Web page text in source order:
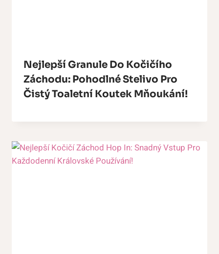
Nejlepší Granule Do Kočičího
Záchodu: Pohodlné Stelivo Pro
Čistý Toaletní Koutek Mňoukání!